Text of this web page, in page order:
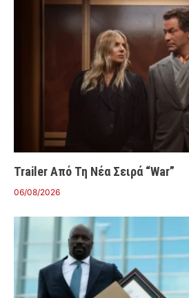
Trailer Από Τη Νέα Σειρά “War”
06/08/2026